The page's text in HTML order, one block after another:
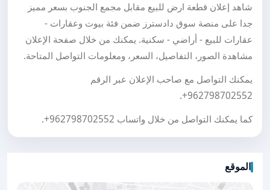
شاهد إعلان قطعة ارض للبيع مقابل مجمع الجنوب بسعر مميز
جدا على منصة سوق دادسترز ضمن فئة بيوت وعقارات -
عقارات للبيع - أراضي - سكنية. يمكنك من خلال صفحة الإعلان
مشاهدة الصور، التفاصيل، السعر، ومعلومات التواصل المتاحة.
يمكنك التواصل مع صاحب الإعلان عبر الرقم
+962798702552
.
كما يمكنك التواصل من خلال واتساب +962798702552
.
الموقع